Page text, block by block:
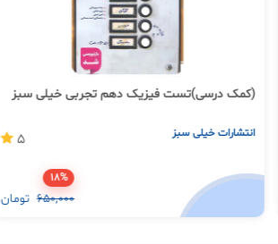
(کمک درسی)تست فیزیک دهم تجربی خیلی سبز
انتشارات خیلی سبز 5
18%
650,000 تومان